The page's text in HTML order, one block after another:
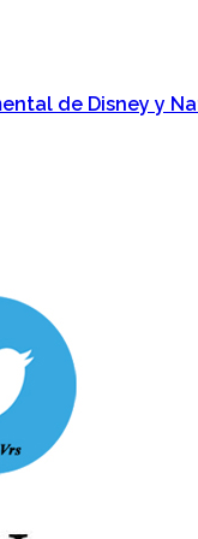
de Disney y